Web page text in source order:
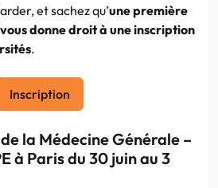
et sachez qu’une première
donne droit à une inscription
.
Inscription
la Médecine Générale –
à Paris du 30 juin au 3